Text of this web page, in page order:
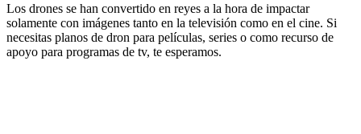
Los drones se han convertido en reyes a la hora de impactar
solamente con imágenes tanto en la televisión como en el cine. Si
necesitas planos de dron para películas, series o como recurso de
apoyo para programas de tv, te esperamos.